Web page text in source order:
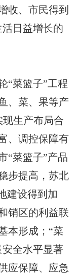
收、市民得到
日益增长的
菜篮子”工程
、菜、果等产
生产布局合
、调控保障有
“菜篮子”产品
步提高，苏北
建设得到加
销区的利益联
本形成；“菜
全水平显著
应保障、应急